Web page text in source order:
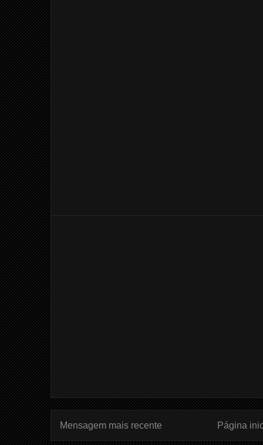
Mensagem mais recente Página